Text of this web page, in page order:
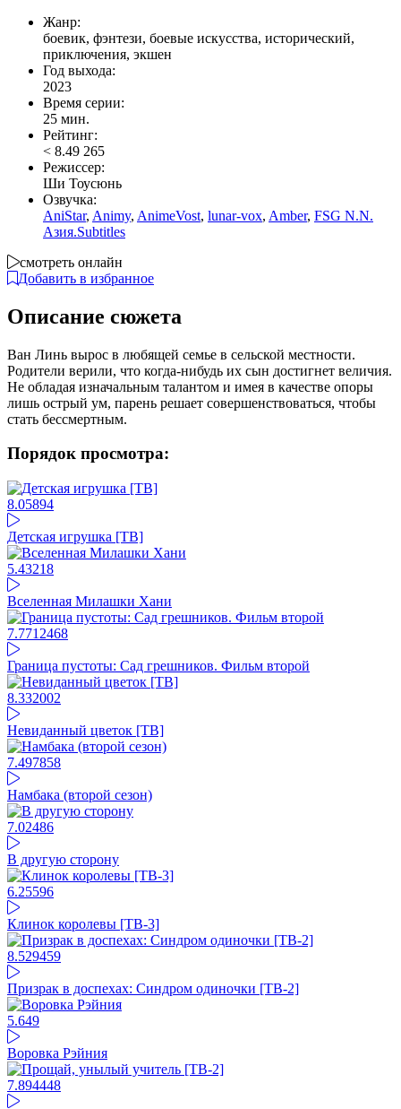
Жанр:
боевик, фэнтези, боевые искусства, исторический,
приключения, экшен
Год выхода:
2023
Время серии:
25 мин.
Рейтинг:
< 8.49 265
Режиссер:
Ши Тоусюнь
Озвучка:
AniStar, Animy, AnimeVost, lunar-vox, Amber, FSG N.N.
Азия.Subtitles
смотреть онлайн
Добавить в избранное
Описание сюжета
Ван Линь вырос в любящей семье в сельской местности.
Родители верили, что когда-нибудь их сын достигнет величия.
Не обладая изначальным талантом и имея в качестве опоры
лишь острый ум, парень решает совершенствоваться, чтобы
стать бессмертным.
Порядок просмотра:
8.05894
Детская игрушка [ТВ]
5.43218
Вселенная Милашки Хани
7.7712468
Граница пустоты: Сад грешников. Фильм второй
8.332002
Невиданный цветок [ТВ]
7.497858
Намбака (второй сезон)
7.02486
В другую сторону
6.25596
Клинок королевы [ТВ-3]
8.529459
Призрак в доспехах: Синдром одиночки [ТВ-2]
5.649
Воровка Рэйния
7.894448